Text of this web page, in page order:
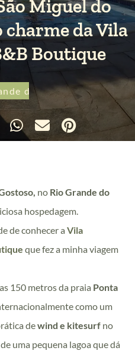
Miguel do
charme da Vila
Boutique
do Norte São
no Rio Grande do
hospedagem.
de conhecer a Vila
que fez a minha viagem
150 metros da praia Ponta
como um
dewind e kitesurf no
uma pequena lagoa que dá